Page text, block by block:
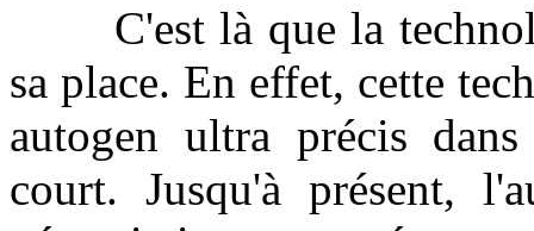
C'est là que la
sa place. En effet, cette
autogen ultra précis
court. Jusqu'à présent,